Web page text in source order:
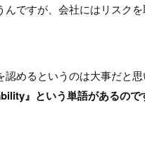
ですが、会社にはリスク
めるというのは大事だと
』という単語があるの